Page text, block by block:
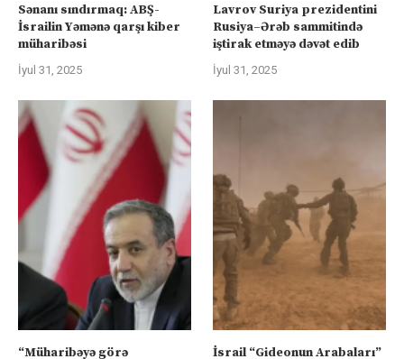
Sənanı sındırmaq: ABŞ-
İsrailin Yəmənə qarşı kiber
müharibəsi
İyul 31, 2025
Lavrov Suriya prezidentini
Rusiya–Ərəb sammitində
iştirak etməyə dəvət edib
İyul 31, 2025
“Müharibəyə görə
İsrail “Gideonun Arabaları”